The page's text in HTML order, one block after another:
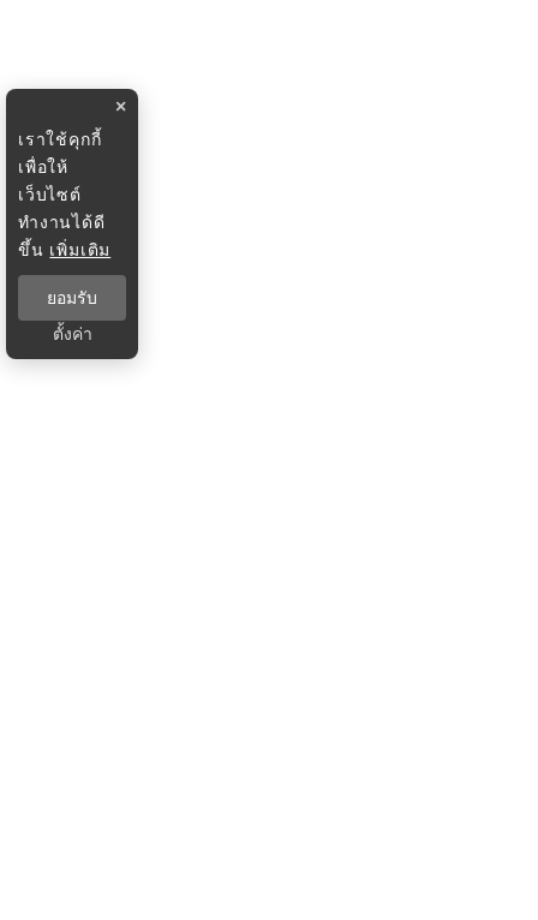
×
เราใช้คุกกี้
เพื่อให้
เว็บไซต์
ทำงานได้ดี
ขึ้น เพิ่มเติม
ยอมรับ
ตั้งค่า